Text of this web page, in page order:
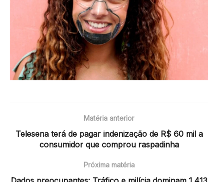
Matéria anterior
Telesena terá de pagar indenização de R$ 60 mil a
consumidor que comprou raspadinha
Próxima matéria